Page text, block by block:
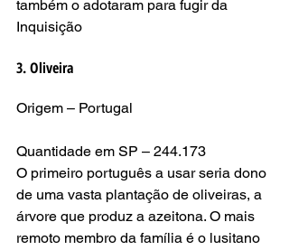
também o adotaram para fugir da
Inquisição
3. Oliveira
Origem – Portugal
Quantidade em SP – 244.173
O primeiro português a usar seria dono
de uma vasta plantação de oliveiras, a
árvore que produz a azeitona. O mais
remoto membro da família é o lusitano